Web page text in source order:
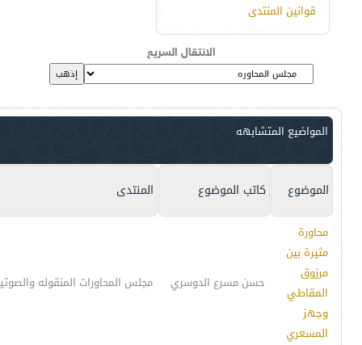
قوانين المنتدى
الانتقال السريع
المواضيع المتشابهه
الموضوع كاتب الموضوع المنتدى
محاورة
مثيرة بين
مرزوق
المقاطي
وجهز
المسعري
حسن مسرع الدوسري مجلس المحاورات المنقوله